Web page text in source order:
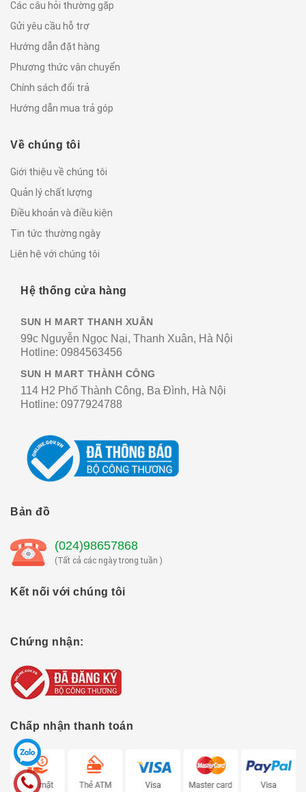
Các câu hỏi thường gặp
Gửi yêu cầu hỗ trợ
Hướng dẫn đặt hàng
Phương thức vận chuyển
Chính sách đổi trả
Hướng dẫn mua trả góp
Về chúng tôi
Giới thiệu về chúng tôi
Quản lý chất lượng
Điều khoản và điều kiện
Tin tức thường ngày
Liên hệ với chúng tôi
Hệ thống cửa hàng
SUN H MART THANH XUÂN
99c Nguyễn Ngọc Nại, Thanh Xuân, Hà Nội
Hotline: 0984563456
SUN H MART THÀNH CÔNG
114 H2 Phố Thành Công, Ba Đình, Hà Nội
Hotline: 0977924788
Bản đồ
(024)98657868
(Tất cả các ngày trong tuần )
Kết nối với chúng tôi
Chứng nhận:
Chấp nhận thanh toán